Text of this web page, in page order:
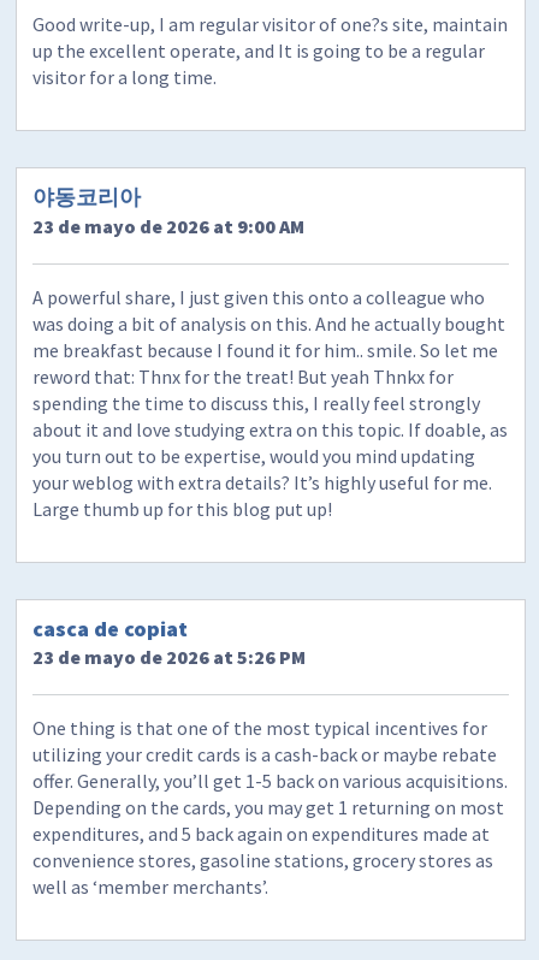
Good write-up, I am regular visitor of one?s site, maintain
up the excellent operate, and It is going to be a regular
visitor for a long time.
야동코리아
23 de mayo de 2026 at 9:00 AM
A powerful share, I just given this onto a colleague who
was doing a bit of analysis on this. And he actually bought
me breakfast because I found it for him.. smile. So let me
reword that: Thnx for the treat! But yeah Thnkx for
spending the time to discuss this, I really feel strongly
about it and love studying extra on this topic. If doable, as
you turn out to be expertise, would you mind updating
your weblog with extra details? It’s highly useful for me.
Large thumb up for this blog put up!
casca de copiat
23 de mayo de 2026 at 5:26 PM
One thing is that one of the most typical incentives for
utilizing your credit cards is a cash-back or maybe rebate
offer. Generally, you’ll get 1-5 back on various acquisitions.
Depending on the cards, you may get 1 returning on most
expenditures, and 5 back again on expenditures made at
convenience stores, gasoline stations, grocery stores as
well as ‘member merchants’.